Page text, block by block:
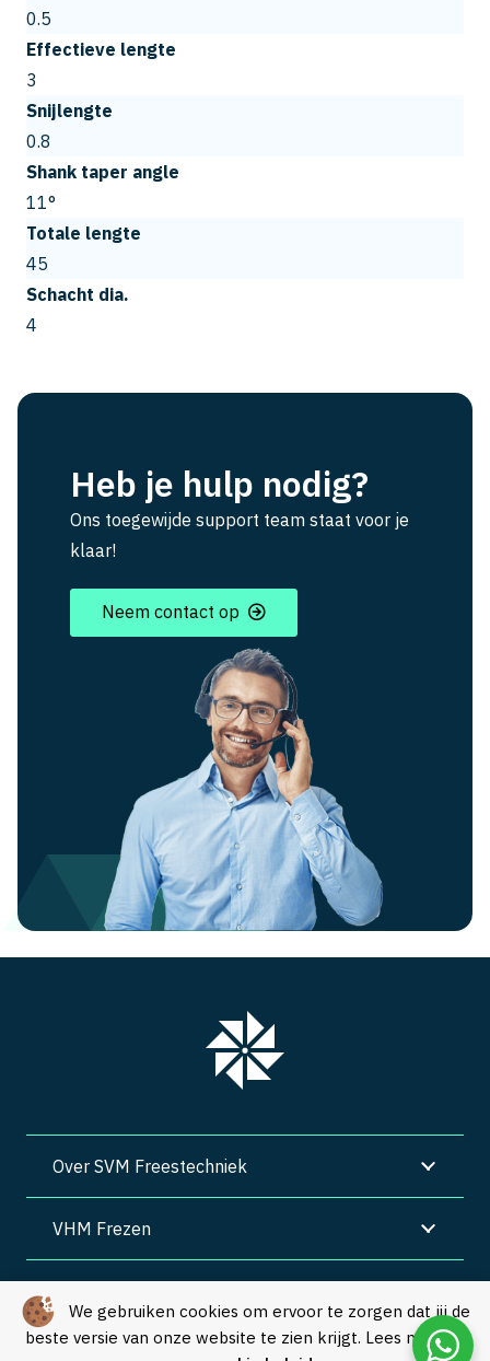
We gebruiken cookies om ervoor te zorgen dat jij de
beste versie van onze website te zien krijgt. Lees meer in
0.5
Effectieve lengte
3
Snijlengte
0.8
Shank taper angle
11°
Totale lengte
45
Schacht dia.
4
Heb je hulp nodig?
Ons toegewijde support team staat voor je
klaar!
Neem contact op
Over SVM Freestechniek
VHM Frezen
Algemene voorwaarden | Privacy